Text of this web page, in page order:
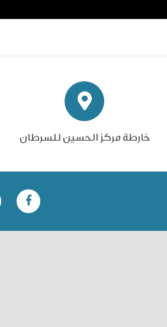
خارطة مركز الحسين للسرطان